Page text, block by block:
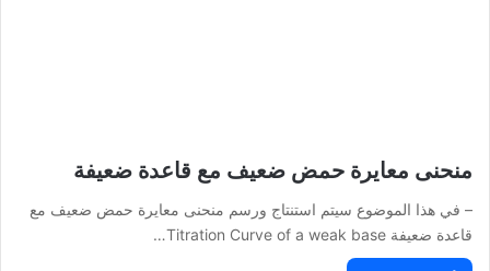
منحنى معايرة حمض ضعيف مع قاعدة ضعيفة
– في هذا الموضوع سيتم استنتاج ورسم منحنى معايرة حمض ضعيف مع
قاعدة ضعيفة Titration Curve of a weak base…